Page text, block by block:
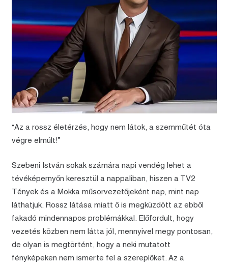
“Az a rossz életérzés, hogy nem látok, a szemműtét óta
végre elmúlt!”
Szebeni István sokak számára napi vendég lehet a
tévéképernyőn keresztül a nappaliban, hiszen a TV2
Tények és a Mokka műsorvezetőjeként nap, mint nap
láthatjuk. Rossz látása miatt ő is megküzdött az ebből
fakadó mindennapos problémákkal. Előfordult, hogy
vezetés közben nem látta jól, mennyivel megy pontosan,
de olyan is megtörtént, hogy a neki mutatott
fényképeken nem ismerte fel a szereplőket. Az a